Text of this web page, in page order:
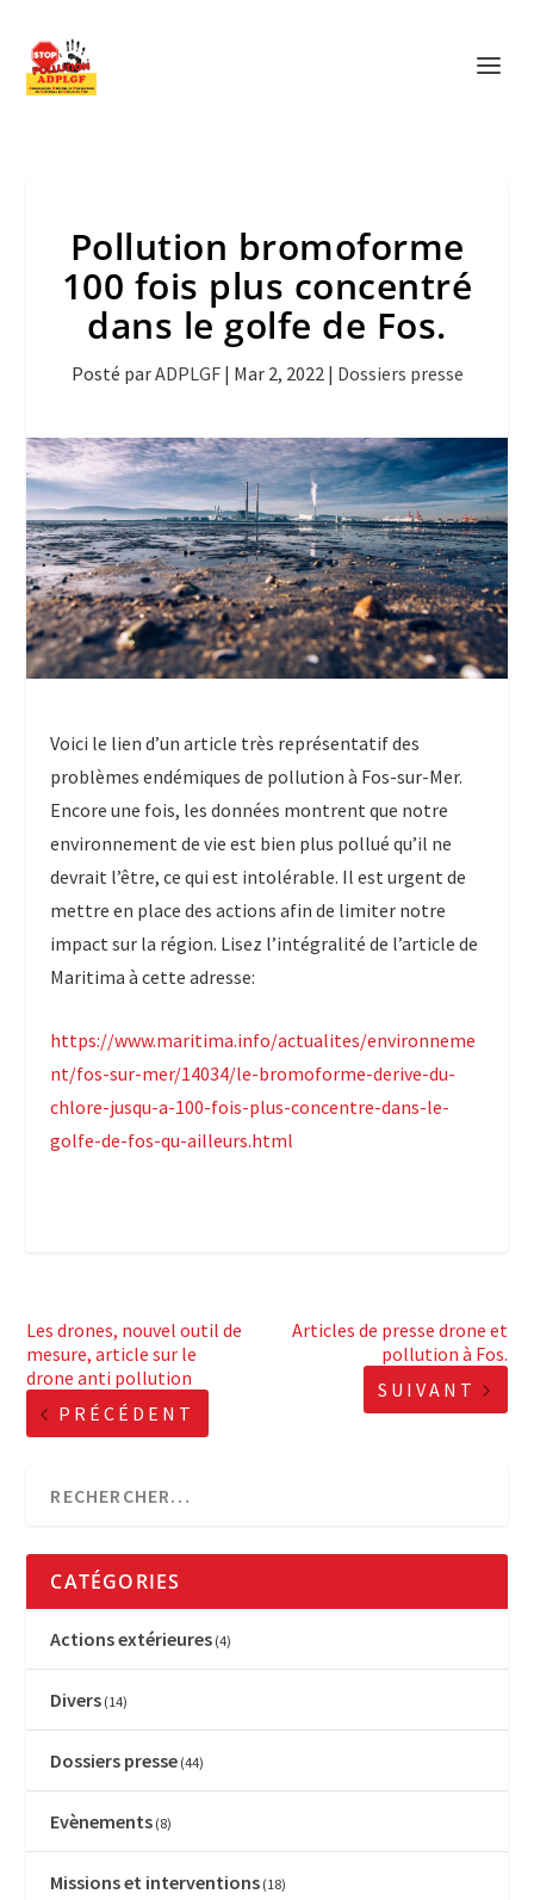
Pollution bromoforme
100 fois plus concentré
dans le golfe de Fos.
Posté parADPLGF| Mar 2, 2022| Dossiers presse
Voici le lien d’un article très représentatif des
problèmes endémiques de pollution à Fos-sur-Mer.
Encore une fois, les données montrent que notre
environnement de vie est bien plus pollué qu’il ne
devrait l’être, ce qui est intolérable. Il est urgent de
mettre en place des actions afin de limiter notre
impact sur la région. Lisez l’intégralité de l’article de
Maritima à cette adresse:
https://www.maritima.info/actualites/environneme
nt/fos-sur-mer/14034/le-bromoforme-derive-du-
chlore-jusqu-a-100-fois-plus-concentre-dans-le-
golfe-de-fos-qu-ailleurs.html
Les drones, nouvel outil de
mesure, article sur le
drone anti pollution
PRÉCÉDENT
Articles de presse drone et
pollution à Fos.
SUIVANT
CATÉGORIES
Actions extérieures (4)
Divers (14)
Dossiers presse (44)
Evènements (8)
Missions et interventions (18)